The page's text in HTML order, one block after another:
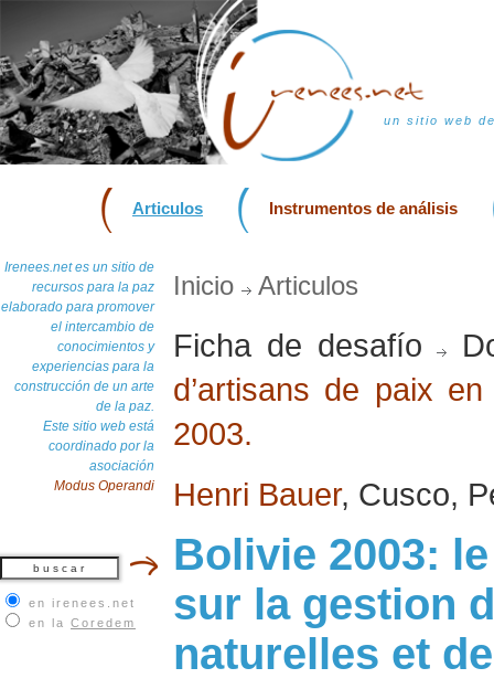
un sitio web
Articulos Instrumentos de análisis
Irenees.net es un sitio de
recursos para la paz
elaborado para promover
el intercambio de
conocimientos y
experiencias para la
construcción de un arte
de la paz.
Este sitio web está
coordinado por la
asociación
Modus Operandi
en irenees.net
en la Coredem
Inicio Articulos
Ficha de desafío
d’artisans de paix
2003.
Henri Bauer, Cusco,
Bolivie 2003:
sur la gestion
naturelles et